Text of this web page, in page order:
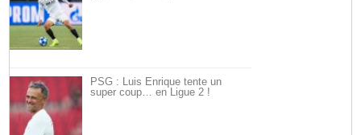
PSG : Luis Enrique tente un
super coup… en Ligue 2 !